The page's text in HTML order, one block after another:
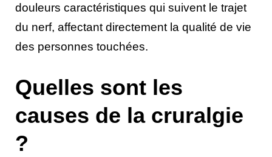
douleurs caractéristiques qui suivent le trajet
du nerf, affectant directement la qualité de vie
des personnes touchées.
Quelles sont les
causes de la cruralgie
?